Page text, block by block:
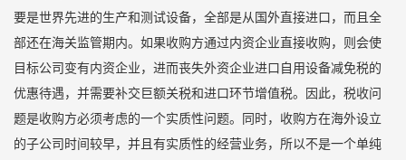
要是世界先进的生产和测试设备，全部是从国外直接进口，而且全
部还在海关监管期内。如果收购方通过内资企业直接收购，则会使
目标公司变有内资企业，进而丧失外资企业进口自用设备减免税的
优惠待遇，并需要补交巨额关税和进口环节增值税。因此，税收问
题是收购方必须考虑的一个实质性问题。同时，收购方在海外设立
的子公司时间较早，并且有实质性的经营业务，所以不是一个单纯